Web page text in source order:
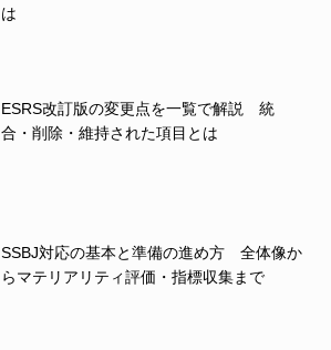
は
ESRS改訂版の変更点を一覧で解説 統
合・削除・維持された項目とは
SSBJ対応の基本と準備の進め方 全体像か
らマテリアリティ評価・指標収集まで